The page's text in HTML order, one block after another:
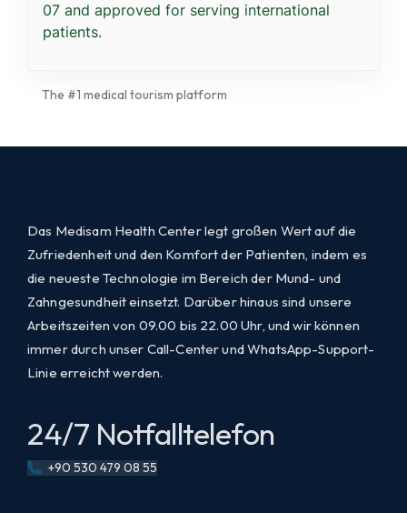
07 and approved for serving international
patients.
The #1 medical tourism platform
Das Medisam Health Center legt großen Wert auf die
Zufriedenheit und den Komfort der Patienten, indem es
die neueste Technologie im Bereich der Mund- und
Zahngesundheit einsetzt. Darüber hinaus sind unsere
Arbeitszeiten von 09.00 bis 22.00 Uhr, und wir können
immer durch unser Call-Center und WhatsApp-Support-
Linie erreicht werden.
24/7 Notfalltelefon
+90 530 479 08 55